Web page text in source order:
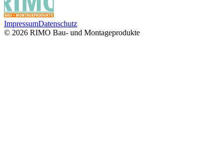
ImpressumDatenschutz
© 2026 RIMO Bau- und Montageprodukte